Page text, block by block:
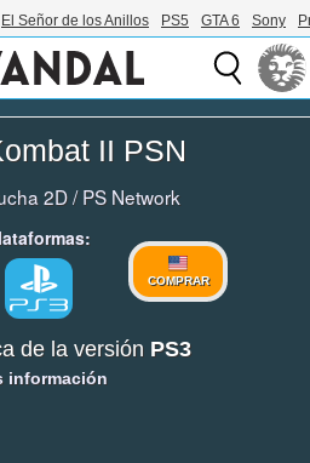
El Señor de los Anillos PS5 GTA 6 Sony
II PSN
2D/PS Network
COMPRAR
de la versión PS3
información